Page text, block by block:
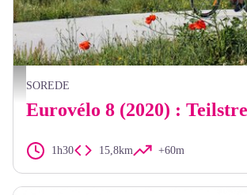
Eurovélo 8 - OTI
SOREDE
1h30 15,8km +60m